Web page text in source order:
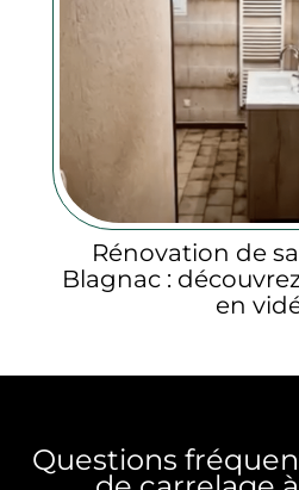
Rénovation de
Blagnac :
en
Questions